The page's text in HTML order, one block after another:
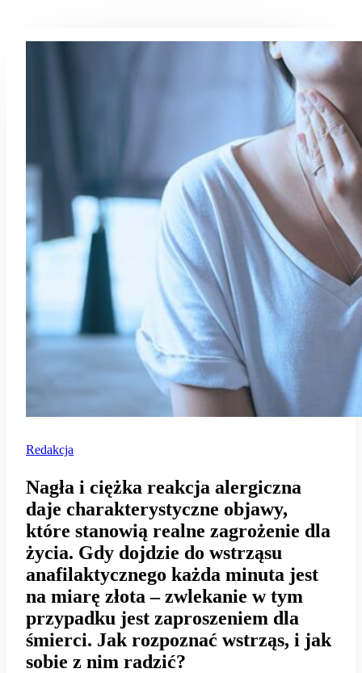
Redakcja
Nagła i ciężka reakcja alergiczna
daje charakterystyczne objawy,
które stanowią realne zagrożenie dla
życia. Gdy dojdzie do wstrząsu
anafilaktycznego każda minuta jest
na miarę złota – zwlekanie w tym
przypadku jest zaproszeniem dla
śmierci. Jak rozpoznać wstrząs, i jak
sobie z nim radzić?